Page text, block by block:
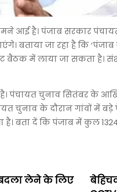
आई है। पंजाब सरकार
बताया जा रहा है कि
बैठक में लाया जा सकता है।
पंचायत चुनाव सितंबर के
चुनाव के दौरान गांवों में
बता दें कि पंजाब में कुल
लेने के लिए